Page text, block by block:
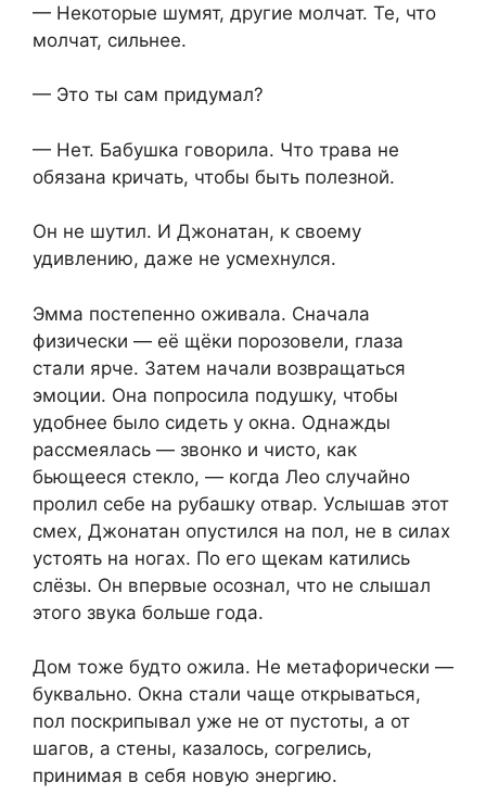
— Некоторые шумят, другие молчат. Те, что
молчат, сильнее.
— Это ты сам придумал?
— Нет. Бабушка говорила. Что трава не
обязана кричать, чтобы быть полезной.
Он не шутил. И Джонатан, к своему
удивлению, даже не усмехнулся.
Эмма постепенно оживала. Сначала
физически — её щёки порозовели, глаза
стали ярче. Затем начали возвращаться
эмоции. Она попросила подушку, чтобы
удобнее было сидеть у окна. Однажды
рассмеялась — звонко и чисто, как
бьющееся стекло, — когда Лео случайно
пролил себе на рубашку отвар. Услышав этот
смех, Джонатан опустился на пол, не в силах
устоять на ногах. По его щекам катились
слёзы. Он впервые осознал, что не слышал
этого звука больше года.
Дом тоже будто ожила. Не метафорически —
буквально. Окна стали чаще открываться,
пол поскрипывал уже не от пустоты, а от
шагов, а стены, казалось, согрелись,
принимая в себя новую энергию.